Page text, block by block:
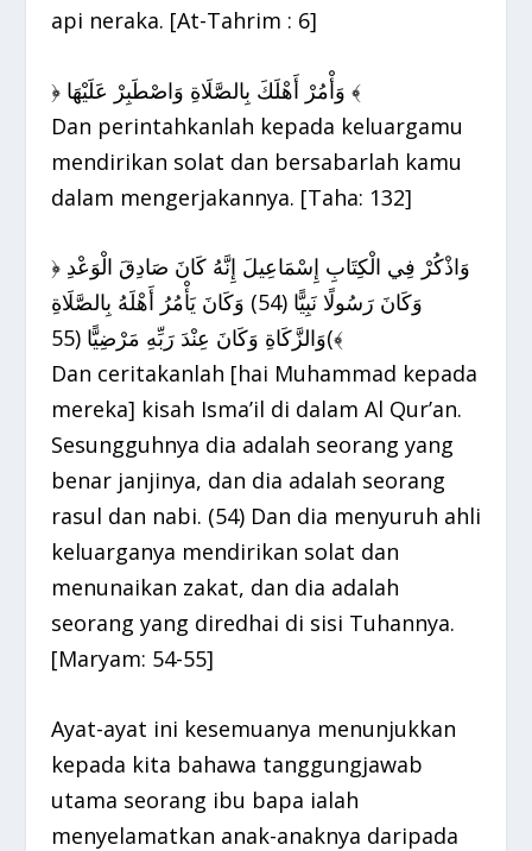
api neraka. [At-Tahrim : 6]
﴿ وَأْمُرْ أَهْلَكَ بِالصَّلَاةِ وَاصْطَبِرْ عَلَيْهَا ﴾
Dan perintahkanlah kepada keluargamu
mendirikan solat dan bersabarlah kamu
dalam mengerjakannya. [Taha: 132]
﴿ وَاذْكُرْ فِي الْكِتَابِ إِسْمَاعِيلَ إِنَّهُ كَانَ صَادِقَ الْوَعْدِ
وَكَانَ رَسُولًا نَبِيًّا (54) وَكَانَ يَأْمُرُ أَهْلَهُ بِالصَّلَاةِ
وَالزَّكَاةِ وَكَانَ عِنْدَ رَبِّهِ مَرْضِيًّا (55(﴾
Dan ceritakanlah [hai Muhammad kepada
mereka] kisah Isma’il di dalam Al Qur’an.
Sesungguhnya dia adalah seorang yang
benar janjinya, dan dia adalah seorang
rasul dan nabi. (54) Dan dia menyuruh ahli
keluarganya mendirikan solat dan
menunaikan zakat, dan dia adalah
seorang yang diredhai di sisi Tuhannya.
[Maryam: 54-55]
Ayat-ayat ini kesemuanya menunjukkan
kepada kita bahawa tanggungjawab
utama seorang ibu bapa ialah
menyelamatkan anak-anaknya daripada